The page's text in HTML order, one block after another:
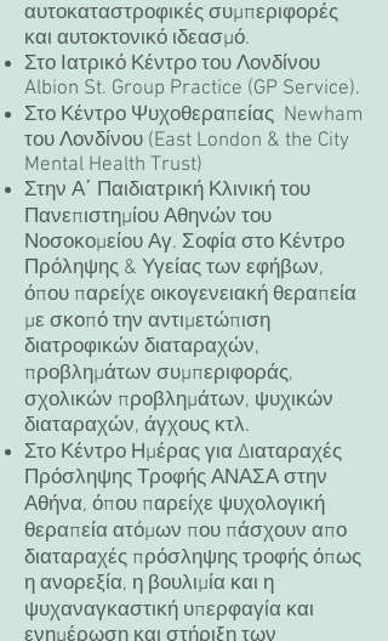
αυτοκαταστροφικές συμπεριφορές
και αυτοκτονικό ιδεασμό.
Στο Ιατρικό Κέντρο του Λονδίνου
Albion St. Group Practice (GP Service).
Στο Κέντρο Ψυχοθεραπείας Newham
του Λονδίνου (East London & the City
Mental Health Trust)
Στην Α΄ Παιδιατρική Κλινική του
Πανεπιστημίου Αθηνών του
Νοσοκομείου Αγ. Σοφία στο Κέντρο
Πρόληψης & Υγείας των εφήβων,
όπου παρείχε οικογενειακή θεραπεία
με σκοπό την αντιμετώπιση
διατροφικών διαταραχών,
προβλημάτων συμπεριφοράς,
σχολικών προβλημάτων, ψυχικών
διαταραχών, άγχους κτλ.
Στο Κέντρο Ημέρας για Διαταραχές
Πρόσληψης Τροφής ΑΝΑΣΑ στην
Αθήνα, όπου παρείχε ψυχολογική
θεραπεία ατόμων που πάσχουν απο
διαταραχές πρόσληψης τροφής όπως
η ανορεξία, η βουλιμία και η
ψυχαναγκαστική υπερφαγία και
ενημέρωση και στήριξη των